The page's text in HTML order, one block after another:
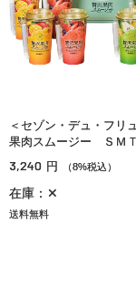
＜セゾン・デュ・フリ
果肉スムージー ＳＭ
3,240 円 （8%税込）
在庫：✕
送料無料